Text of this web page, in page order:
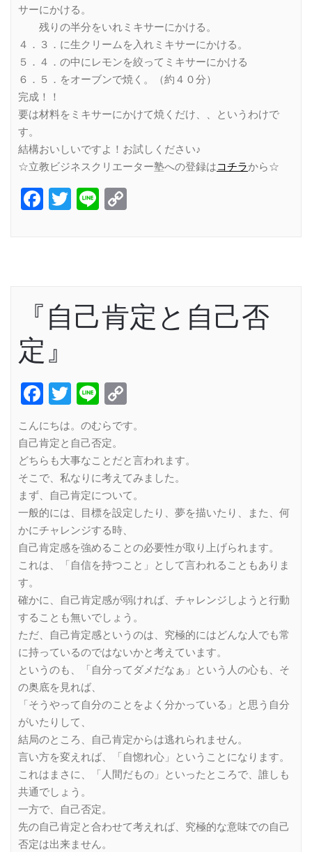
サーにかける。
残りの半分をいれミキサーにかける。
４．３．に生クリームを入れミキサーにかける。
５．４．の中にレモンを絞ってミキサーにかける
６．５．をオーブンで焼く。（約４０分）
完成！！
要は材料をミキサーにかけて焼くだけ、、というわけで
す。
結構おいしいですよ！お試しください♪
☆立教ビジネスクリエーター塾への登録はコチラから☆
Facebook
Twitter
Line
『自己肯定と自己否
定』
Facebook
Twitter
Line
Link
こんにちは。のむらです。
自己肯定と自己否定。
どちらも大事なことだと言われます。
そこで、私なりに考えてみました。
まず、自己肯定について。
一般的には、目標を設定したり、夢を描いたり、また、何
かにチャレンジする時、
自己肯定感を強めることの必要性が取り上げられます。
これは、「自信を持つこと」として言われることもありま
す。
確かに、自己肯定感が弱ければ、チャレンジしようと行動
することも無いでしょう。
ただ、自己肯定感というのは、究極的にはどんな人でも常
に持っているのではないかと考えています。
というのも、「自分ってダメだなぁ」という人の心も、そ
の奥底を見れば、
「そうやって自分のことをよく分かっている」と思う自分
がいたりして、
結局のところ、自己肯定からは逃れられません。
言い方を変えれば、「自惚れ心」ということになります。
これはまさに、「人間だもの」といったところで、誰しも
共通でしょう。
一方で、自己否定。
先の自己肯定と合わせて考えれば、究極的な意味での自己
否定は出来ません。